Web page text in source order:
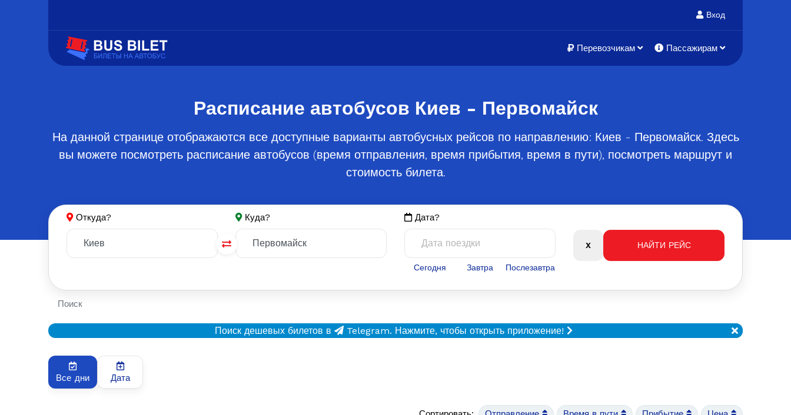
Вход
Перевозчикам Пассажирам
Расписание автобусов Киев - Первомайск
На данной странице отображаются все доступные варианты автобусных рейсов по направлению: Киев - Первомайск. Здесь
вы можете посмотреть расписание автобусов (время отправления, время прибытия, время в пути), посмотреть маршрут и
стоимость билета.
Откуда? Куда? Дата?
Сегодня Завтра Послезавтра
Поиск
Поиск дешевых билетов в Telegram. Нажмите, чтобы открыть приложение!
Все дни Дата